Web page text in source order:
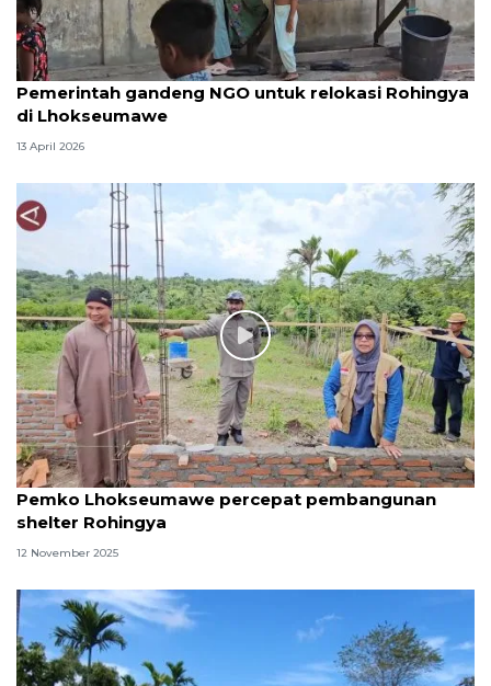
Pemerintah gandeng NGO untuk relokasi Rohingya
di Lhokseumawe
13 April 2026
Pemko Lhokseumawe percepat pembangunan
shelter Rohingya
12 November 2025